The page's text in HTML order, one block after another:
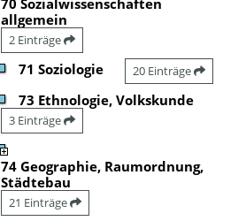
allgemein
2 Einträge
71 Soziologie 20 Einträge
73 Ethnologie, Volkskunde
3 Einträge
74 Geographie, Raumordnung,
Städtebau
21 Einträge